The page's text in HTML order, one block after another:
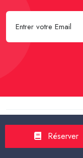
- Transport
2025-Un Taxi
Réserver